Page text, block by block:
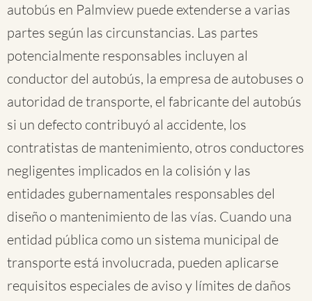
autobús en Palmview puede extenderse a varias
partes según las circunstancias. Las partes
potencialmente responsables incluyen al
conductor del autobús, la empresa de autobuses o
autoridad de transporte, el fabricante del autobús
si un defecto contribuyó al accidente, los
contratistas de mantenimiento, otros conductores
negligentes implicados en la colisión y las
entidades gubernamentales responsables del
diseño o mantenimiento de las vías. Cuando una
entidad pública como un sistema municipal de
transporte está involucrada, pueden aplicarse
requisitos especiales de aviso y límites de daños